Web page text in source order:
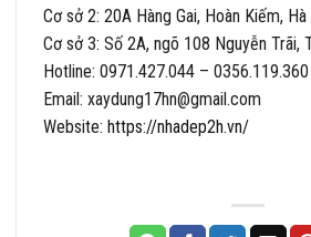
Cơ sở 2: 20A Hàng Gai, Hoàn Kiếm,
Cơ sở 3: Số 2A, ngõ 108 Nguyễn Trãi,
Hotline: 0971.427.044 – 0356.119.360
Email: xaydung17hn@gmail.com
Website: https://nhadep2h.vn/